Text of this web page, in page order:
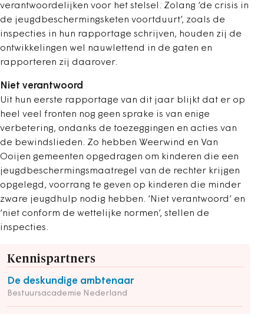
verantwoordelijken voor het stelsel. Zolang ‘de crisis in
de jeugdbeschermingsketen voortduurt’, zoals de
inspecties in hun rapportage schrijven, houden zij de
ontwikkelingen wel nauwlettend in de gaten en
rapporteren zij daarover.
Niet verantwoord
Uit hun eerste rapportage van dit jaar blijkt dat er op
heel veel fronten nog geen sprake is van enige
verbetering, ondanks de toezeggingen en acties van
de bewindslieden. Zo hebben Weerwind en Van
Ooijen gemeenten opgedragen om kinderen die een
jeugdbeschermingsmaatregel van de rechter krijgen
opgelegd, voorrang te geven op kinderen die minder
zware jeugdhulp nodig hebben. ‘Niet verantwoord’ en
‘niet conform de wettelijke normen’, stellen de
inspecties.
Kennispartners
De deskundige ambtenaar
Bestuursacademie Nederland